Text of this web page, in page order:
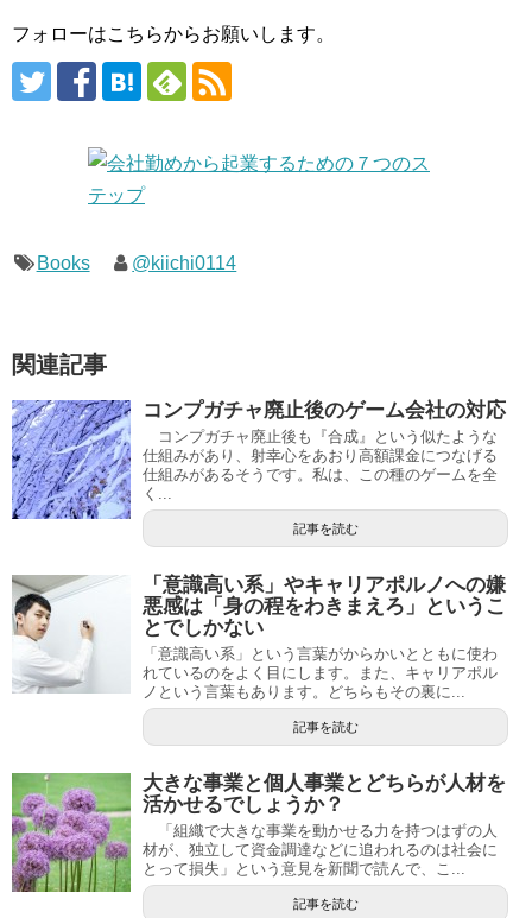
フォローはこちらからお願いします。
Books @kiichi0114
関連記事
コンプガチャ廃止後のゲーム会社の対応
コンプガチャ廃止後も『合成』という似たような
仕組みがあり、射幸心をあおり高額課金につなげる
仕組みがあるそうです。私は、この種のゲームを全
く...
記事を読む
「意識高い系」やキャリアポルノへの嫌
悪感は「身の程をわきまえろ」というこ
とでしかない
「意識高い系」という言葉がからかいとともに使わ
れているのをよく目にします。また、キャリアポル
ノという言葉もあります。どちらもその裏に...
記事を読む
大きな事業と個人事業とどちらが人材を
活かせるでしょうか？
「組織で大きな事業を動かせる力を持つはずの人
材が、独立して資金調達などに追われるのは社会に
とって損失」という意見を新聞で読んで、こ...
記事を読む